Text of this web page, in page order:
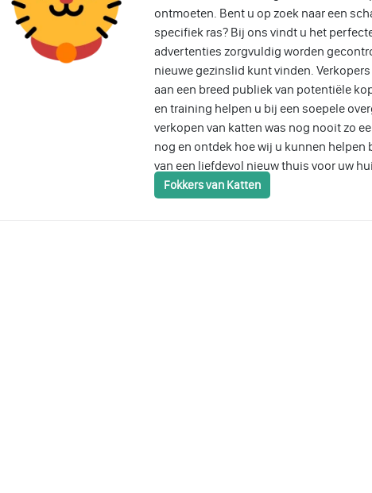
ontmoeten. Bent u op zoek naar een
specifiek ras? Bij ons vindt u het
advertenties zorgvuldig worden
nieuwe gezinslid kunt vinden.
aan een breed publiek van potentiële
en training helpen u bij een soepele
verkopen van katten was nog nooit zo
nog en ontdek hoe wij u kunnen helpen
van een liefdevol nieuw thuis voor uw
Fokkers van Katten